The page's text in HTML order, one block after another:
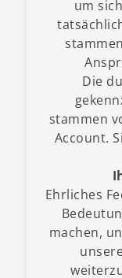
um
Die
stammen
Account.
Ehrliches
machen,